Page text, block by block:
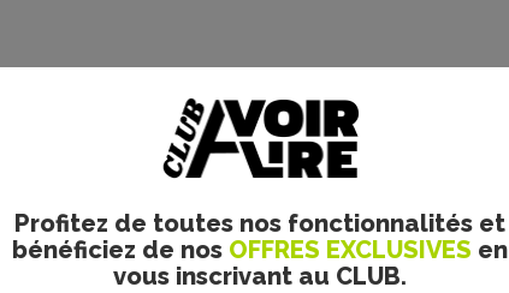
Profitez de toutes nos fonctionnalités et
bénéficiez de nos OFFRES EXCLUSIVES en
vous inscrivant au CLUB.